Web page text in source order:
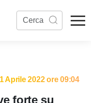
Aprile 2022 ore 09:04
forte su